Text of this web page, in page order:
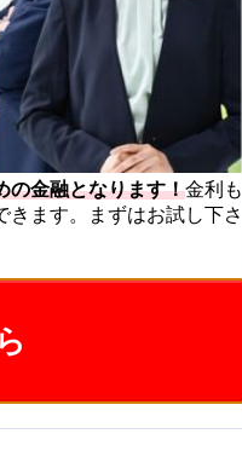
の金融となります！金利も
きます。まずはお試し下さ